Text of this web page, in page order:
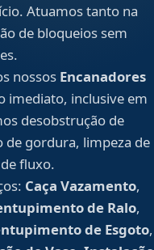
Atuamos tanto na
de bloqueios sem
nossos Encanadores
imediato, inclusive em
desobstrução de
de gordura, limpeza de
fluxo.
Caça Vazamento,
de Ralo,
de Esgoto,